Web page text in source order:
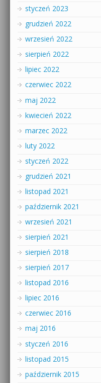
styczeń 2023
grudzień 2022
wrzesień 2022
sierpień 2022
lipiec 2022
czerwiec 2022
maj 2022
kwiecień 2022
marzec 2022
luty 2022
styczeń 2022
grudzień 2021
listopad 2021
październik 2021
wrzesień 2021
sierpień 2021
sierpień 2018
sierpień 2017
listopad 2016
lipiec 2016
czerwiec 2016
maj 2016
styczeń 2016
listopad 2015
październik 2015